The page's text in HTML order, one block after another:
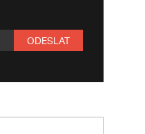
ODESLAT